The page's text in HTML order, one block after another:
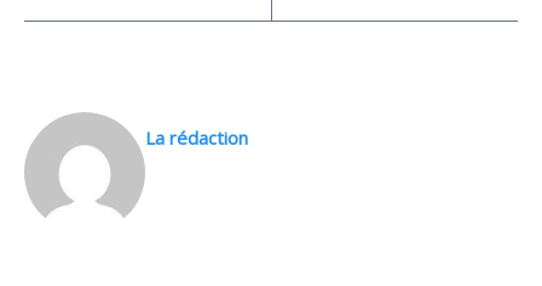
La rédaction